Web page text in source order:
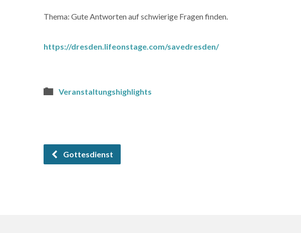
Thema: Gute Antworten auf schwierige Fragen finden.
https://dresden.lifeonstage.com/savedresden/
Veranstaltungshighlights
Gottesdienst